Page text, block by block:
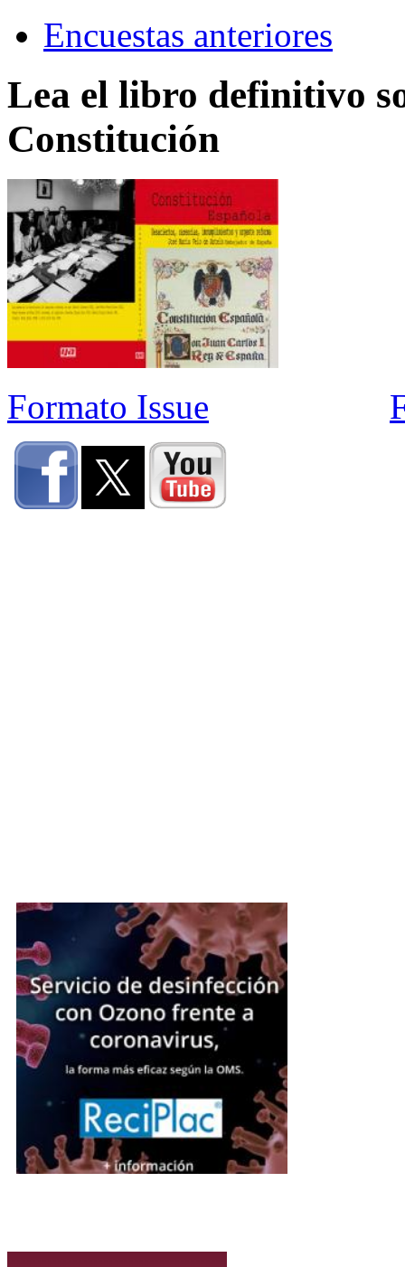
Encuestas anteriores
Lea el libro definitivo
Constitución
Formato Issue